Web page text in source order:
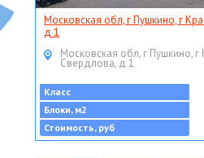
Московская обл, г Пушкино, г
д 1
Московская обл, г Пушкино, г
Свердлова, д 1
Класс
Блоки, м2
Стоимость, руб